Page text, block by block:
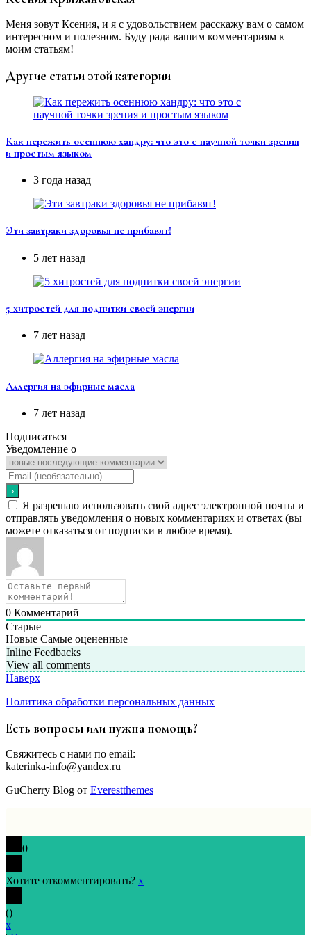
Меня зовут Ксения, и я с удовольствием расскажу вам о самом
интересном и полезном. Буду рада вашим комментариям к
моим статьям!
Другие статьи этой категории
Как пережить осеннюю хандру: что это с научной точки зрения
и простым языком
3 года назад
Эти завтраки здоровья не прибавят!
5 лет назад
5 хитростей для подпитки своей энергии
7 лет назад
Аллергия на эфирные масла
7 лет назад
Подписаться
Уведомление о
Я разрешаю использовать свой адрес электронной почты и
отправлять уведомления о новых комментариях и ответах (вы
можете отказаться от подписки в любое время).
0 Комментарий
Старые
Новые Самые оцененные
Inline Feedbacks
View all comments
Наверх
Политика обработки персональных данных
Есть вопросы или нужна помощь?
Свяжитесь с нами по email:
katerinka-info@yandex.ru
GuCherry Blog от Everestthemes
0
Хотите откомментировать? x
()
x